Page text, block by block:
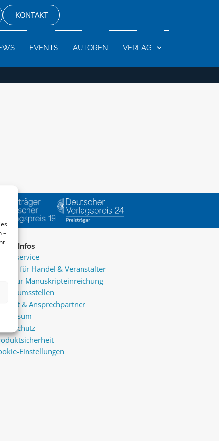
–
KONTAKT
EVENTS AUTOREN VERLAG
& Infos
für Handel & Veranstalter
zur Manuskripteinreichung
& Ansprechpartner
Einstellungen